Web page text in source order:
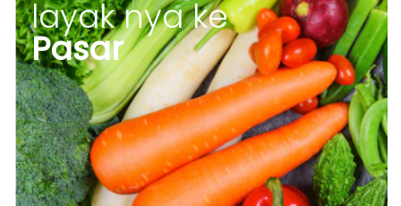
layak nya ke
Pasar